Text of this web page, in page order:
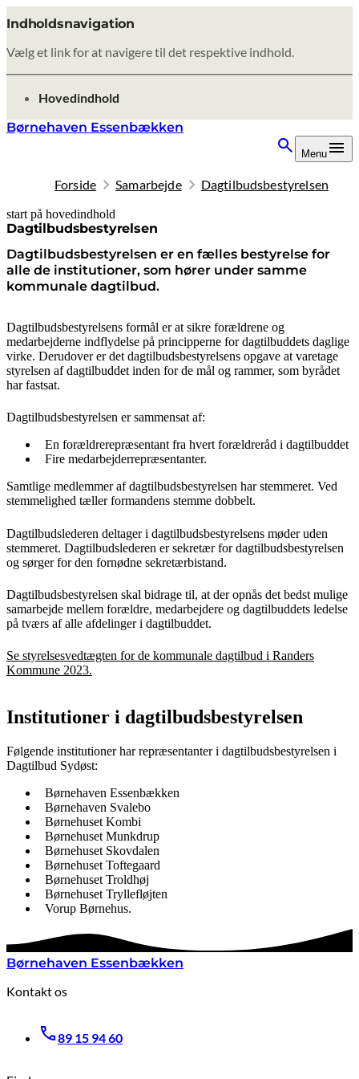
Indholdsnavigation
Vælg et link for at navigere til det respektive indhold.
gå til
Hovedindhold
Børnehaven Essenbækken
Menu
Forside Samarbejde Dagtilbudsbestyrelsen
start på hovedindhold
Dagtilbudsbestyrelsen
Dagtilbudsbestyrelsen er en fælles bestyrelse for
alle de institutioner, som hører under samme
kommunale dagtilbud.
senest opdateret 8. oktober 2025
Dagtilbudsbestyrelsens formål er at sikre forældrene og
medarbejderne indflydelse på principperne for dagtilbuddets daglige
virke. Derudover er det dagtilbudsbestyrelsens opgave at varetage
styrelsen af dagtilbuddet inden for de mål og rammer, som byrådet
har fastsat.
Dagtilbudsbestyrelsen er sammensat af:
En forældrerepræsentant fra hvert forældreråd i dagtilbuddet
Fire medarbejderrepræsentanter.
Samtlige medlemmer af dagtilbudsbestyrelsen har stemmeret. Ved
stemmelighed tæller formandens stemme dobbelt.
Dagtilbudslederen deltager i dagtilbudsbestyrelsens møder uden
stemmeret. Dagtilbudslederen er sekretær for dagtilbudsbestyrelsen
og sørger for den fornødne sekretærbistand.
Dagtilbudsbestyrelsen skal bidrage til, at der opnås det bedst mulige
samarbejde mellem forældre, medarbejdere og dagtilbuddets ledelse
på tværs af alle afdelinger i dagtilbuddet.
Se styrelsesvedtægten for de kommunale dagtilbud i Randers
Kommune 2023.
Institutioner i dagtilbudsbestyrelsen
Følgende institutioner har repræsentanter i dagtilbudsbestyrelsen i
Dagtilbud Sydøst:
Børnehaven Essenbækken
Børnehaven Svalebo
Børnehuset Kombi
Børnehuset Munkdrup
Børnehuset Skovdalen
Børnehuset Toftegaard
Børnehuset Troldhøj
Børnehuset Tryllefløjten
Vorup Børnehus.
Børnehaven Essenbækken
Kontakt os
89 15 94 60